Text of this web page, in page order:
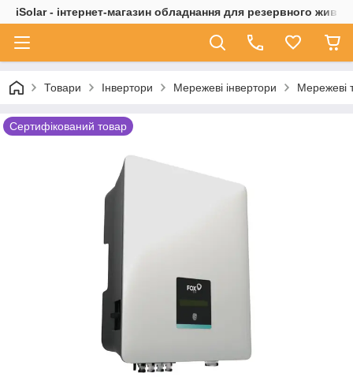
iSolar - інтернет-магазин обладнання для резервного
Товари Інвертори Мережеві інвертори Мережеві
Сертифікований товар